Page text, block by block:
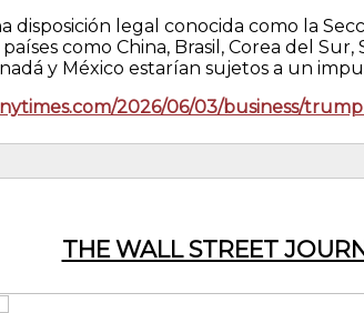
disposición legal conocida como la
como China, Brasil, Corea del
y México estarían sujetos a un
2026/06/03/business/
THE WALL STREET